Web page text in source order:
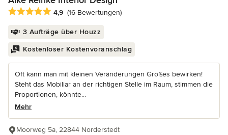
Durchschnittliche Bewertung: 4.9 von 5 Sternen
4,9 (16 Bewertungen)
3 Aufträge über Houzz
Kostenloser Kostenvoranschlag
Oft kann man mit kleinen Veränderungen Großes bewirken!
Steht das Mobiliar an der richtigen Stelle im Raum, stimmen die
Proportionen, könnte...
Mehr
Moorweg 5a, 22844 Norderstedt